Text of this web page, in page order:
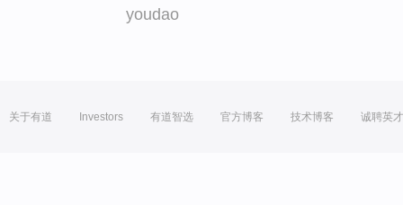
youdao
关于有道 Investors 有道智选 官方博客 技术博客 诚聘英才